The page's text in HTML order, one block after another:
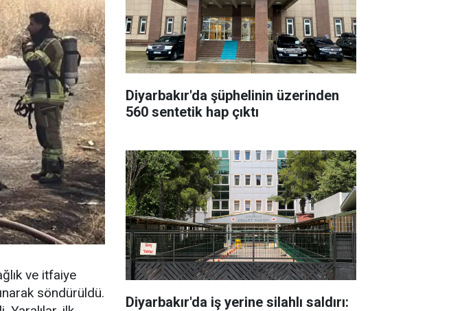
ve itfaiye
söndürüldü.
Diyarbakır'da şüphelinin üzerinden
560 sentetik hap çıktı
Diyarbakır'da iş yerine silahlı saldırı: